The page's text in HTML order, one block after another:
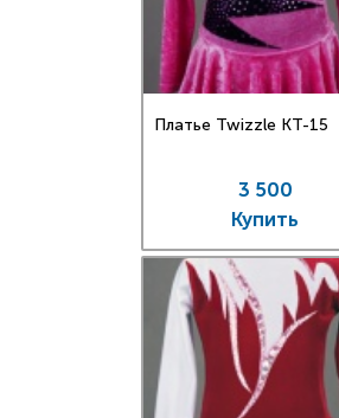
Платье Twizzle КT-15
3 500
Купить